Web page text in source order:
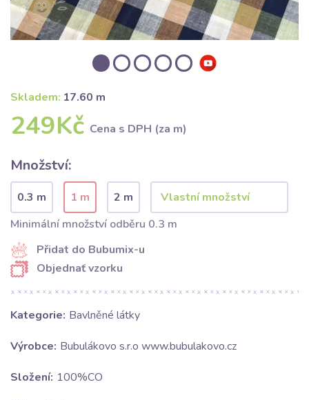
Skladem: 17.60 m
249Kč Cena s DPH (za m)
Množství:
0.3 m 1 m
2 m
Minimální množství odběru 0.3 m
Přidat do Bubumix-u
Objednať vzorku
Kategorie: Bavlněné látky
Výrobce: Bubulákovo s.r.o www.bubulakovo.cz
Složení: 100%CO